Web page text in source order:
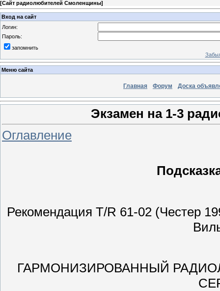
[Сайт радиолюбителей Смоленщины]
Вход на сайт
Логин:
Пароль:
запомнить
Меню сайта
Главная Форум Доска
Экзамен на 1-3
Оглавление
Рекомендация T/R 61-02 (Честер
ГАРМОНИЗИРОВАННЫЙ